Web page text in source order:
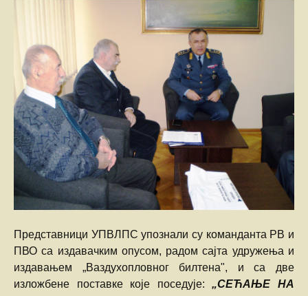
Представници УПВЛПС упознали су команданта РВ и
ПВО са издавачким опусом, радом сајта удружења и
издавањем „Ваздухопловног билтена", и са две
изложбене поставке које поседује: „СЕЋАЊЕ НА